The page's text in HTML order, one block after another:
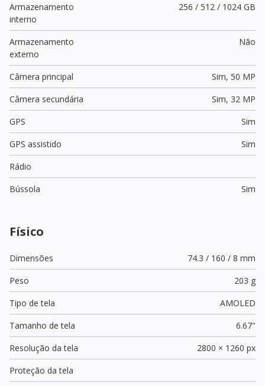
Armazenamento
interno
256 / 512 / 1024 GB
Armazenamento
externo
Não
Câmera principal Sim, 50 MP
Câmera secundária
Sim, 32 MP
GPS
Sim
GPS assistido
Sim
Rádio
Bússola
Sim
Físico
Dimensões
74.3 / 160 / 8 mm
Peso
203 g
Tipo de tela
AMOLED
Tamanho de tela
6.67"
Resolução da tela
2800 × 1260 px
Proteção da tela